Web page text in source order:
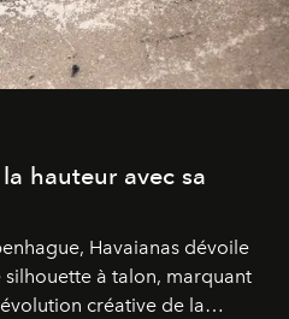
hauteur avec sa
Havaianas dévoile
silhouette à talon, marquant
créative de la